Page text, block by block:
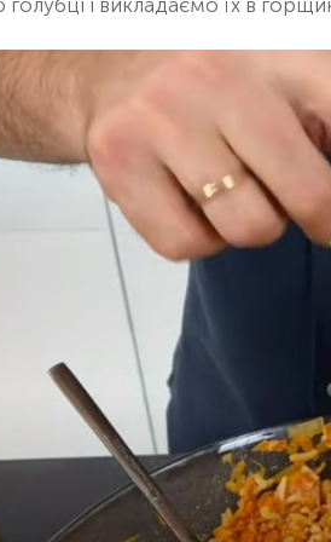
і викладаємо їх в